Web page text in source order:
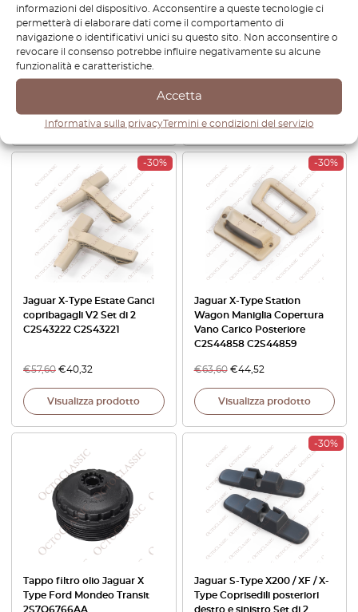
informazioni del dispositivo. Acconsentire a queste tecnologie ci
permetterà di elaborare dati come il comportamento di
navigazione o identificativi unici su questo sito. Non acconsentire o
revocare il consenso potrebbe influire negativamente su alcune
funzionalità e caratteristiche.
Accetta
Informativa sulla privacyTermini e condizioni del servizio
Jaguar X Type Copertura
paraurti anteriore sinistra o
destra Nero 9X43-17E811-AA
/ 9X43-17E810-AA /
C2S49268 / C2S49267
Visualizza prodotto
Jaguar X-Type Cornice
cambio console centrale
nera C2S11943
Visualizza prodotto
-30%
Jaguar X-Type Estate Ganci
copribagagli V2 Set di 2
C2S43222 C2S43221
€57,60 €40,32
Visualizza prodotto
-30%
Jaguar X-Type Station
Wagon Maniglia Copertura
Vano Carico Posteriore
C2S44858 C2S44859
€63,60 €44,52
Visualizza prodotto
Tappo filtro olio Jaguar X
Type Ford Mondeo Transit
2S7Q6766AA
-30%
Jaguar S-Type X200 / XF / X-
Type Coprisedili posteriori
destro e sinistro Set di 2